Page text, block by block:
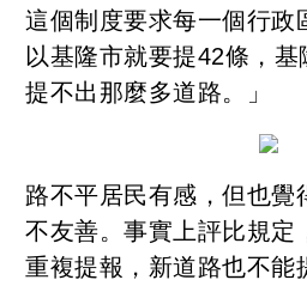
這個制度要求每一個行政
以基隆市就要提42條，
提不出那麼多道路。」
路不平居民有感，但也覺
不友善。事實上評比規定
重複提報，新道路也不能